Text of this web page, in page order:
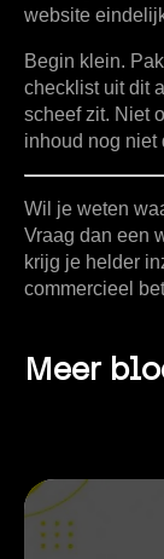
website
Begin klein.
checklist uit dit
scheef zit. Niet
inhoud nog niet
Wil je weten
Vraag dan een
krijg je helder
commercieel
Meer